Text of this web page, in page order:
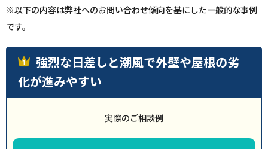
※以下の内容は弊社へのお問い合わせ傾向を基にした一般的な事例
です。
強烈な日差しと潮風で外壁や屋根の劣
化が進みやすい
実際のご相談例